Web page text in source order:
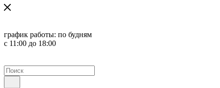
график работы: по будням
с 11:00 до 18:00